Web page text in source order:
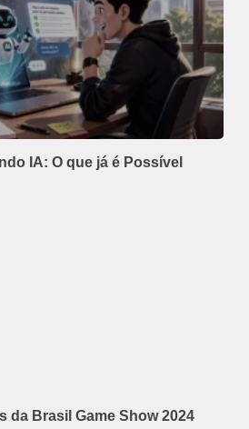
IA: O que já é Possível
da Brasil Game Show 2024